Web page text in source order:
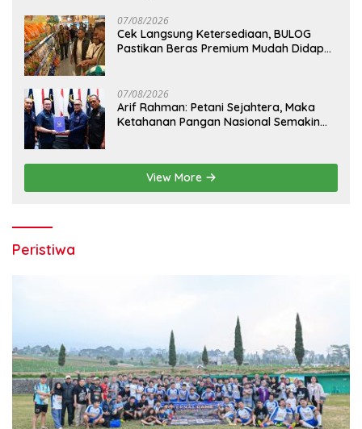
07/08/2026
Cek Langsung Ketersediaan, BULOG
Pastikan Beras Premium Mudah Didapat
07/08/2026
Arif Rahman: Petani Sejahtera, Maka
Ketahanan Pangan Nasional Semakin
View More
Peristiwa